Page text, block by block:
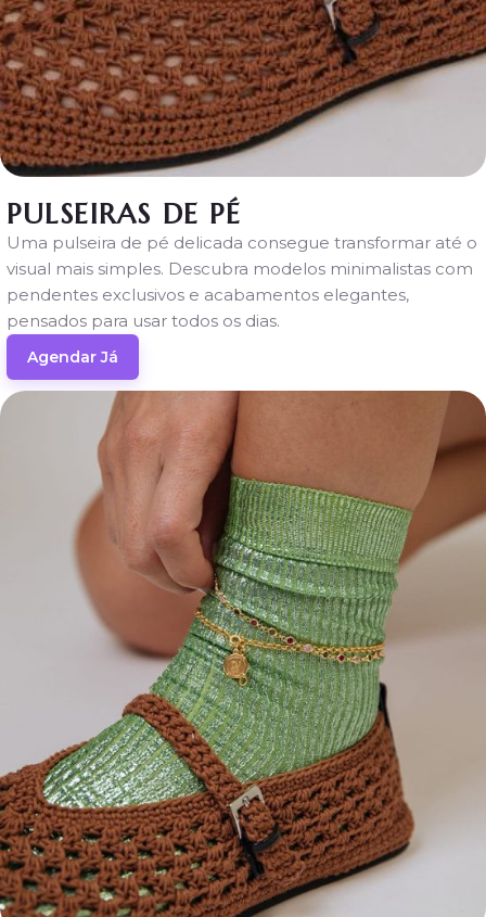
PULSEIRAS
PERMANENTES
EM
PORTUGAL
Porto
Lisboa
Braga
OUTRAS
EXPERIÊNCIAS
Pulseira
de Pé
Create
Your
Permanentes
Permanentes
FOREVER
BOND
Sobre
Nós
Contacto
PULSEIRAS DE PÉ
Uma pulseira de pé delicada consegue transformar até o
visual mais simples. Descubra modelos minimalistas com
pendentes exclusivos e acabamentos elegantes,
pensados para usar todos os dias.
Agendar Já